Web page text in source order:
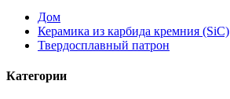
Дом
Керамика из карбида кремния (SiC)
Твердосплавный патрон
Категории